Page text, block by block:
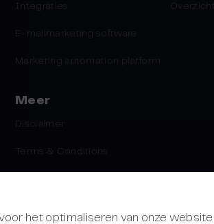
het optimaliseren van onze website
Integraties
E-mailmarketing software
Marketing automation platform
Overzicht
Meer
Disclaimer
Terms & Conditions